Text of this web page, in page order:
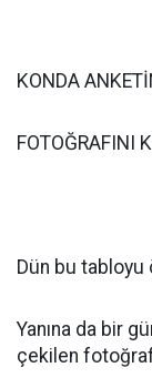
KONDA
FOTOĞRAFINI
Dün bu
Yanına da bir
çekilen